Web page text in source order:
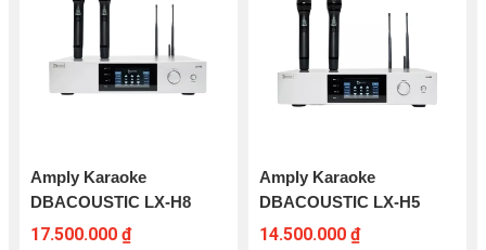
Amply Karaoke
DBACOUSTIC LX-H8
17.500.000 ₫
Amply Karaoke
DBACOUSTIC LX-H5
14.500.000 ₫